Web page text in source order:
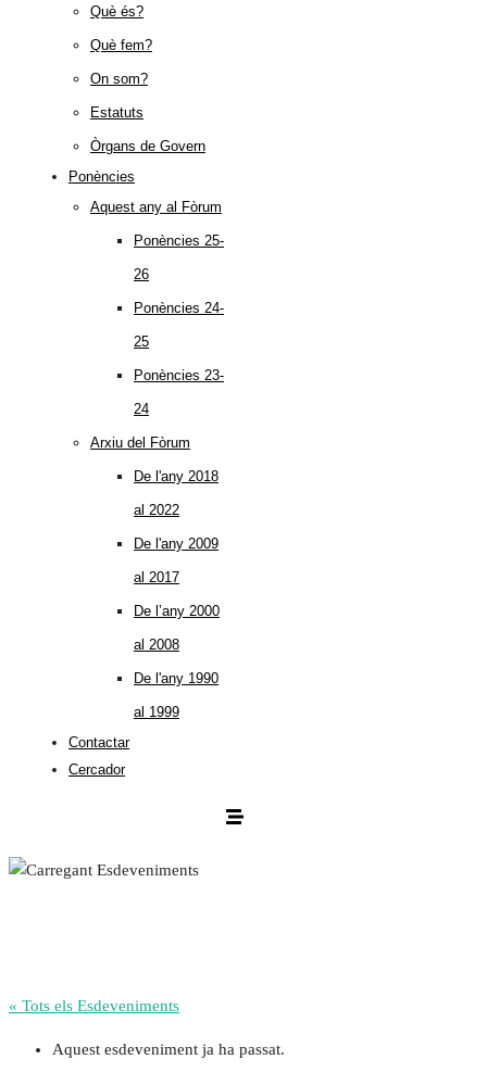
Què és?
Què fem?
On som?
Estatuts
Òrgans de Govern
Ponències
Aquest any al Fòrum
Ponències 25-
26
Ponències 24-
25
Ponències 23-
24
Arxiu del Fòrum
De l'any 2018
al 2022
De l'any 2009
al 2017
De l’any 2000
al 2008
De l'any 1990
al 1999
Contactar
Cercador
« Tots els Esdeveniments
Aquest esdeveniment ja ha passat.